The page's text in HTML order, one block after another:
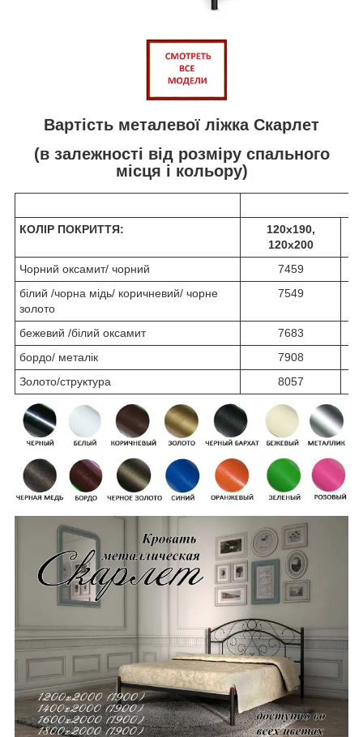
Вартість металевої ліжка Скарлет
(в залежності від розміру спального
місця і кольору)
КОЛІР ПОКРИТТЯ:
120х190,
120х200
Чорний оксамит/ чорний
7459
білий /чорна мідь/ коричневий/ чорне
золото
7549
бежевий /білий оксамит
7683
бордо/ металік
7908
Золото/структура
8057